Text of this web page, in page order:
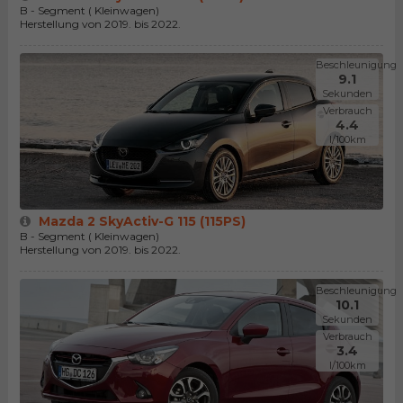
B - Segment ( Kleinwagen)
Herstellung von 2019. bis 2022.
Beschleunigung
9.1
Sekunden
Verbrauch
4.4
l/100km
Mazda 2 SkyActiv-G 115 (115PS)
B - Segment ( Kleinwagen)
Herstellung von 2019. bis 2022.
Beschleunigung
10.1
Sekunden
Verbrauch
3.4
l/100km